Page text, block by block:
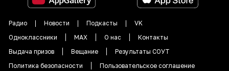
Радио Новости Подкасты
VK
Одноклассники
MAX О нас
Контакты
Выдача призов
Вещание
Результаты СОУТ
Политика безопасности
Пользовательское соглашение